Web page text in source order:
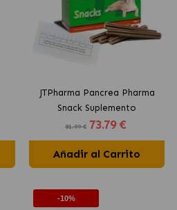
JTPharma Pancrea Pharma
Snack Suplemento
Pancreático para Perros y
Gatos
81.99 € 73.79 €
Añadir al Carrito
-10%